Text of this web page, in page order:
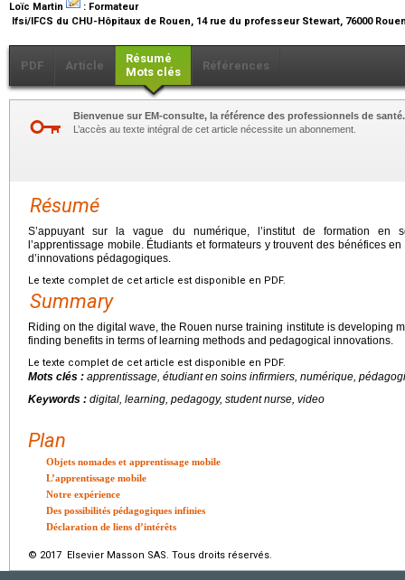
Loïc Martin
: Formateur
Ifsi/IFCS du CHU-Hôpitaux de Rouen, 14 rue du professeur Stewart, 76000
PDF Article
Résumé
Mots clés
Références
Bienvenue sur EM-consulte, la référence des professionnels de santé.
L’accès au texte intégral de cet article nécessite un abonnement.
Résumé
S’appuyant sur la vague du numérique, l’institut de formation en
l’apprentissage mobile. Étudiants et formateurs y trouvent des bénéfices
d’innovations pédagogiques.
Le texte complet de cet article est disponible en PDF.
Summary
Riding on the digital wave, the Rouen nurse training institute is developing
finding benefits in terms of learning methods and pedagogical innovations.
Le texte complet de cet article est disponible en PDF.
Mots clés : apprentissage, étudiant en soins infirmiers, numérique,
Keywords : digital, learning, pedagogy, student nurse, video
Plan
Objets nomades et apprentissage mobile
L’apprentissage mobile
Notre expérience
Des possibilités pédagogiques infinies
Déclaration de liens d’intérêts
© 2017 Elsevier Masson SAS. Tous droits réservés.